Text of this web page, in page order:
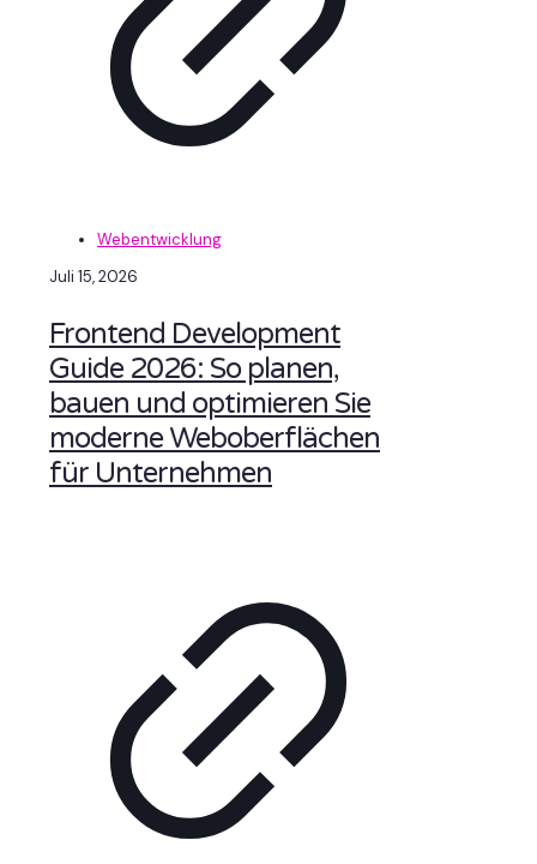
Webentwicklung
Juli 15, 2026
Frontend Development
Guide 2026: So planen,
bauen und optimieren Sie
moderne Weboberflächen
für Unternehmen